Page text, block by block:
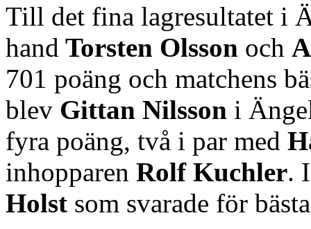
Till det fina lagresultatet i
hand Torsten Olsson och
701 poäng och matchens
blev Gittan Nilsson i
fyra poäng, två i par med
inhopparen Rolf Kuchler.
Holst som svarade för